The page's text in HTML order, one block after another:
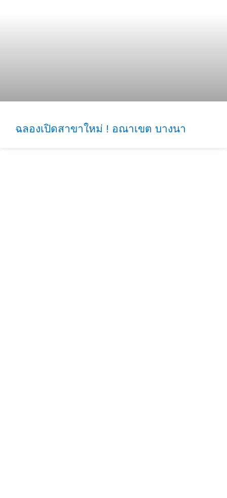
ฉลองเปิดสาขาใหม่ ! อณาเขต บางนา